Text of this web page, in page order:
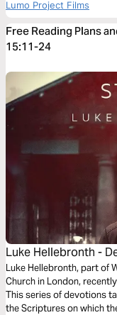
Lumo Project Films
Free Reading Plans
15:11-24
Luke Hellebronth -
Luke Hellebronth, part of
Church in London,
This series of devotions
the Scriptures on which